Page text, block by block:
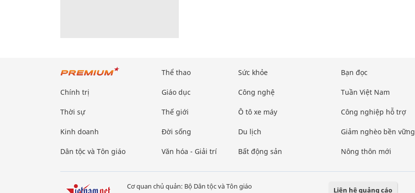
Chính trị
Thời sự
Kinh doanh
Dân tộc và Tôn giáo
Thể thao
Giáo dục
Thế giới
Đời sống
Văn hóa - Giải trí
Sức khỏe
Công nghệ
Ô tô xe máy
Du lịch
Bất động sản
Bạn đọc
Tuần Việt Nam
Công nghiệp hỗ trợ
Giảm nghèo bền vững
Nông thôn mới
Cơ quan chủ quản: Bộ Dân tộc và Tôn giáo Liên hệ quảng cáo